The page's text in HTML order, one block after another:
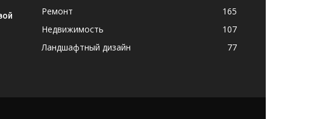
Ремонт
165
Недвижимость
107
Ландшафтный дизайн
77